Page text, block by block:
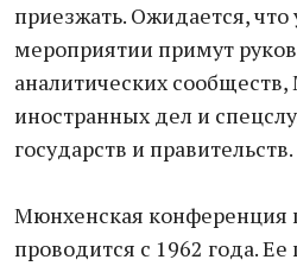
приезжать. Ожидается, что
мероприятии примут
аналитических
иностранных дел и
государств и правительств.
Мюнхенская конференция
проводится с 1962 года. Ее